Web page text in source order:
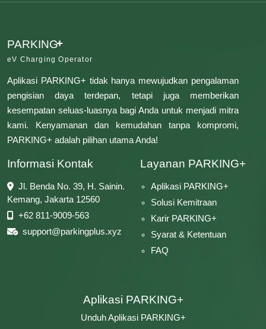
PARKING+
eV Charging Operator
Aplikasi PARKING+ tidak hanya mewujudkan pengalaman
pengisian daya terdepan, tetapi juga memberikan
kesempatan seluas-luasnya bagi Anda untuk menjadi mitra
kami. Kenyamanan dan kemudahan tanpa kompromi,
PARKING+ adalah pilihan utama Anda!
Informasi Kontak
Jl. Benda No. 39, H. Sainin.
Kemang, Jakarta 12560
+62 811-9009-563
support@parkingplus.xyz
Layanan PARKING+
Aplikasi PARKING+
Solusi Kemitraan
Karir PARKING+
Syarat & Ketentuan
FAQ
Aplikasi PARKING+
Unduh Aplikasi PARKING+